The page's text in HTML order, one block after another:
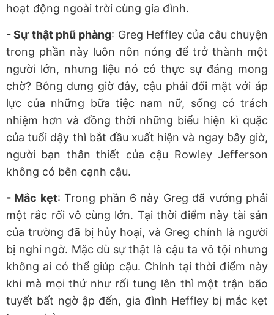
hoạt động ngoài trời cùng gia đình.
- Sự thật phũ phàng: Greg Heffley của câu chuyện
trong phần này luôn nôn nóng để trở thành một
người lớn, nhưng liệu nó có thực sự đáng mong
chờ? Bỗng dưng giờ đây, cậu phải đối mặt với áp
lực của những bữa tiệc nam nữ, sống có trách
nhiệm hơn và đồng thời những biểu hiện kì quặc
của tuổi dậy thì bắt đầu xuất hiện và ngay bây giờ,
người bạn thân thiết của cậu Rowley Jefferson
không có bên cạnh cậu.
- Mắc kẹt: Trong phần 6 này Greg đã vướng phải
một rắc rối vô cùng lớn. Tại thời điểm này tài sản
của trường đã bị hủy hoại, và Greg chính là người
bị nghi ngờ. Mặc dù sự thật là cậu ta vô tội nhưng
không ai có thể giúp cậu. Chính tại thời điểm này
khi mà mọi thứ như rối tung lên thì một trận bão
tuyết bất ngờ ập đến, gia đình Heffley bị mắc kẹt